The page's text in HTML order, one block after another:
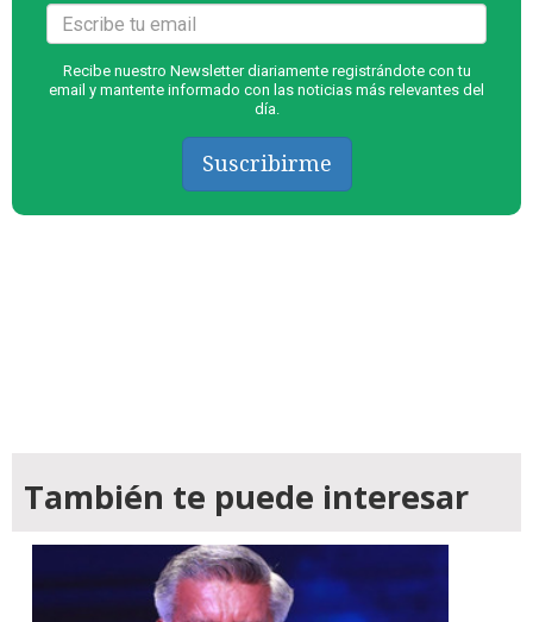
Recibe nuestro Newsletter diariamente registrándote con tu
email y mantente informado con las noticias más relevantes del
día.
Suscribirme
También te puede interesar